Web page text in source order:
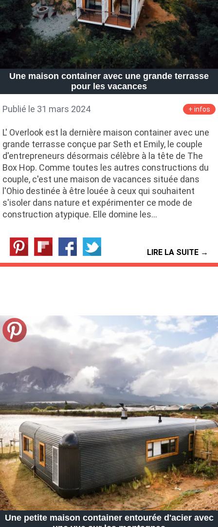
Une maison container avec une grande terrasse
pour les vacances
Publié le 31 mars 2024 + infos
L' Overlook est la dernière maison container avec une
grande terrasse conçue par Seth et Emily, le couple
d'entrepreneurs désormais célèbre à la tête de The
Box Hop. Comme toutes les autres constructions du
couple, c'est une maison de vacances située dans
l'Ohio destinée à être louée à ceux qui souhaitent
s'isoler dans nature et expérimenter ce mode de
construction atypique. Elle domine les…
LIRE LA SUITE →
Une petite maison container entourée d'acier avec